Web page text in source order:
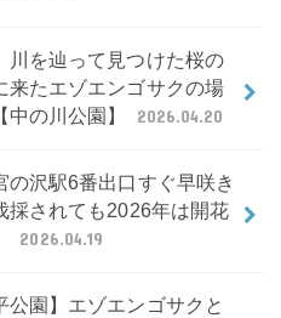
川を辿って見つけた桜の
来たエゾエンゴサクの場
中の川公園】
2026.04.20
の沢駅6番出口すぐ早咲き
採されても2026年は開花
2026.04.19
公園】エゾエンゴサクと